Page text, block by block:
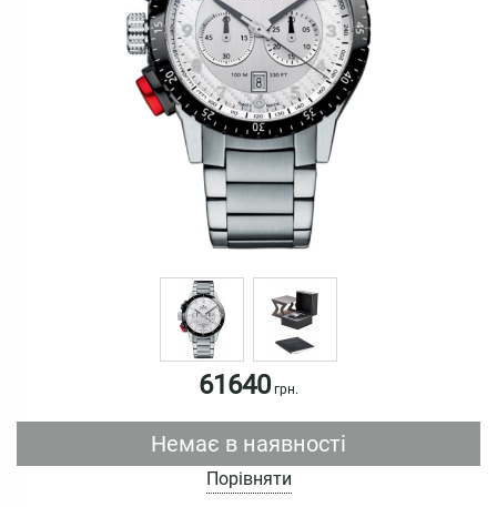
61640грн.
Немає в наявності
Порівняти